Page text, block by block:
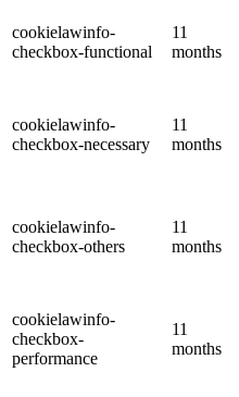
cookielawinfo-
checkbox-functional
11
months
cookielawinfo-
checkbox-necessary
11
months
cookielawinfo-
checkbox-others
11
months
cookielawinfo-
checkbox-
performance
11
months